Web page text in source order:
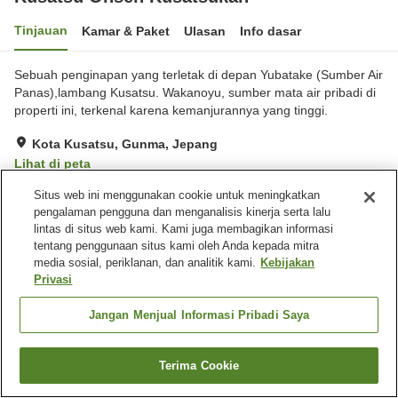
Tinjauan Kamar & Paket Ulasan Info dasar
Sebuah penginapan yang terletak di depan Yubatake (Sumber Air
Panas),lambang Kusatsu. Wakanoyu, sumber mata air pribadi di
properti ini, terkenal karena kemanjurannya yang tinggi.
Kota Kusatsu, Gunma, Jepang
Lihat di peta
Luar biasa Ulasan:359
Fasilitas properti
Tempat parkir
Pemandian besar
Pemandian besar (air
Beranda Jepang Gunma
Kota Kusatsu
Cari kamar
Situs web ini menggunakan cookie untuk meningkatkan
pengalaman pengguna dan menganalisis kinerja serta lalu
lintas di situs web kami. Kami juga membagikan informasi
tentang penggunaan situs kami oleh Anda kepada mitra
media sosial, periklanan, dan analitik kami. Kebijakan
Privasi
Jangan Menjual Informasi Pribadi Saya
Terima Cookie